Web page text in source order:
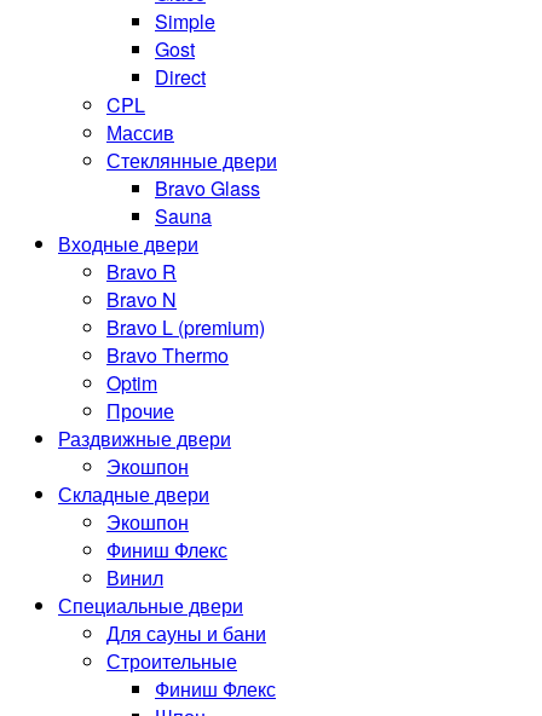
Simple
Gost
Direct
CPL
Массив
Стеклянные двери
Bravo Glass
Sauna
Входные двери
Bravo R
Bravo N
Bravo L (premium)
Bravo Thermo
Optim
Прочие
Раздвижные двери
Экошпон
Складные двери
Экошпон
Финиш Флекс
Винил
Специальные двери
Для сауны и бани
Строительные
Финиш Флекс